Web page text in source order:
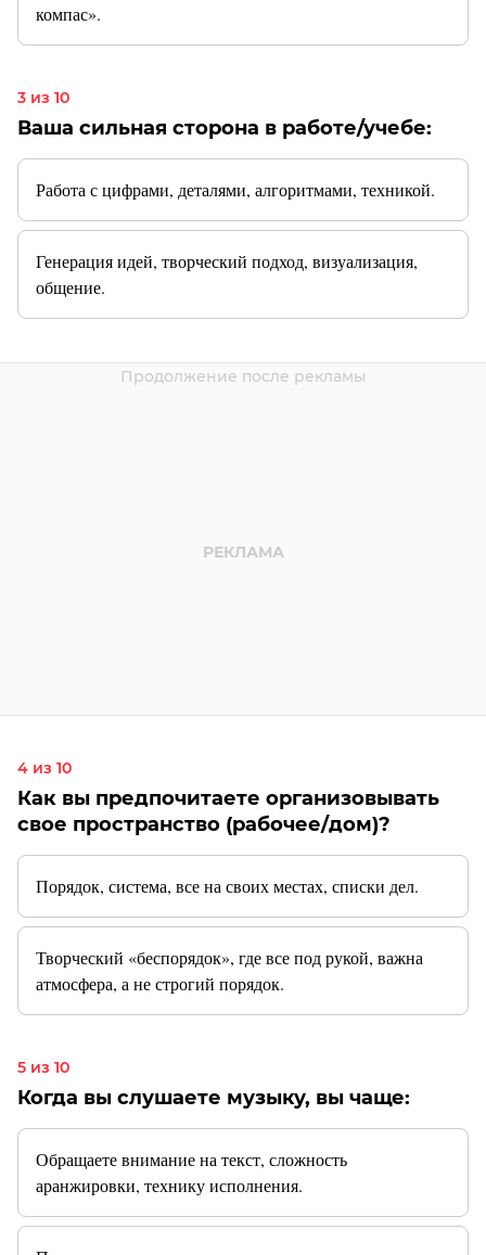
компас».
3 из 10
Ваша сильная сторона в работе/учебе:
Работа с цифрами, деталями, алгоритмами, техникой.
Генерация идей, творческий подход, визуализация,
общение.
4 из 10
Как вы предпочитаете организовывать
свое пространство (рабочее/дом)?
Порядок, система, все на своих местах, списки дел.
Творческий «беспорядок», где все под рукой, важна
атмосфера, а не строгий порядок.
5 из 10
Когда вы слушаете музыку, вы чаще:
Обращаете внимание на текст, сложность
аранжировки, технику исполнения.